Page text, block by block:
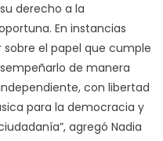
derecho a la
En instancias
el papel que cumple
de manera
con libertad
para la democracia y
agregó Nadia